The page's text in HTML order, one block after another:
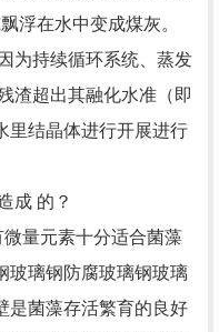
浮在水中变成煤灰。
为持续循环系统、蒸发
渣超出其融化水准（即
里结晶体进行开展进行
成 的？
量元素十分适合菌藻
玻璃钢防腐玻璃钢玻璃
是菌藻存活繁育的良好